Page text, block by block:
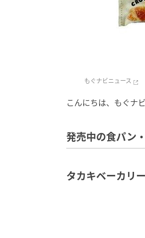
もぐナビニュース
こんにちは、もぐナ
発売中の食パン
タカキベーカリ